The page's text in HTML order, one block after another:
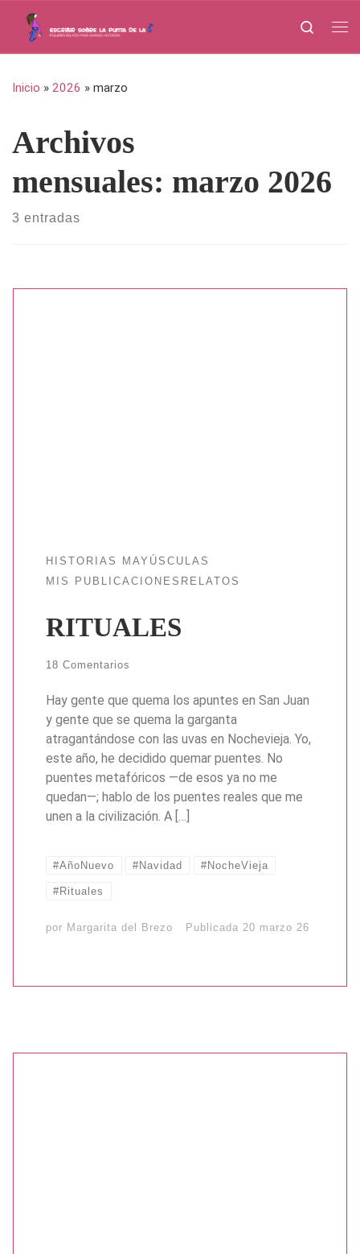
Saltar al contenido
Search
Inicio » 2026 » marzo
Archivos
mensuales: marzo 2026
3 entradas
HISTORIAS MAYÚSCULAS
MIS PUBLICACIONES RELATOS
RITUALES
18 Comentarios
Hay gente que quema los apuntes en San Juan
y gente que se quema la garganta
atragantándose con las uvas en Nochevieja. Yo,
este año, he decidido quemar puentes. No
puentes metafóricos —de esos ya no me
quedan—; hablo de los puentes reales que me
unen a la civilización. A […]
#AñoNuevo #Navidad #NocheVieja
#Rituales
por Margarita del Brezo Publicada 20 marzo 26